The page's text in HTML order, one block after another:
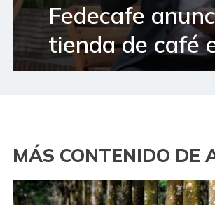
Fedecafe
tienda de café
MÁS CONTENIDO DE